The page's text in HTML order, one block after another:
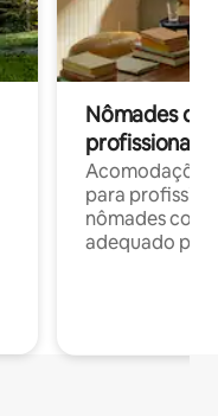
Nômades
profissionais
para
nômades com
adequado